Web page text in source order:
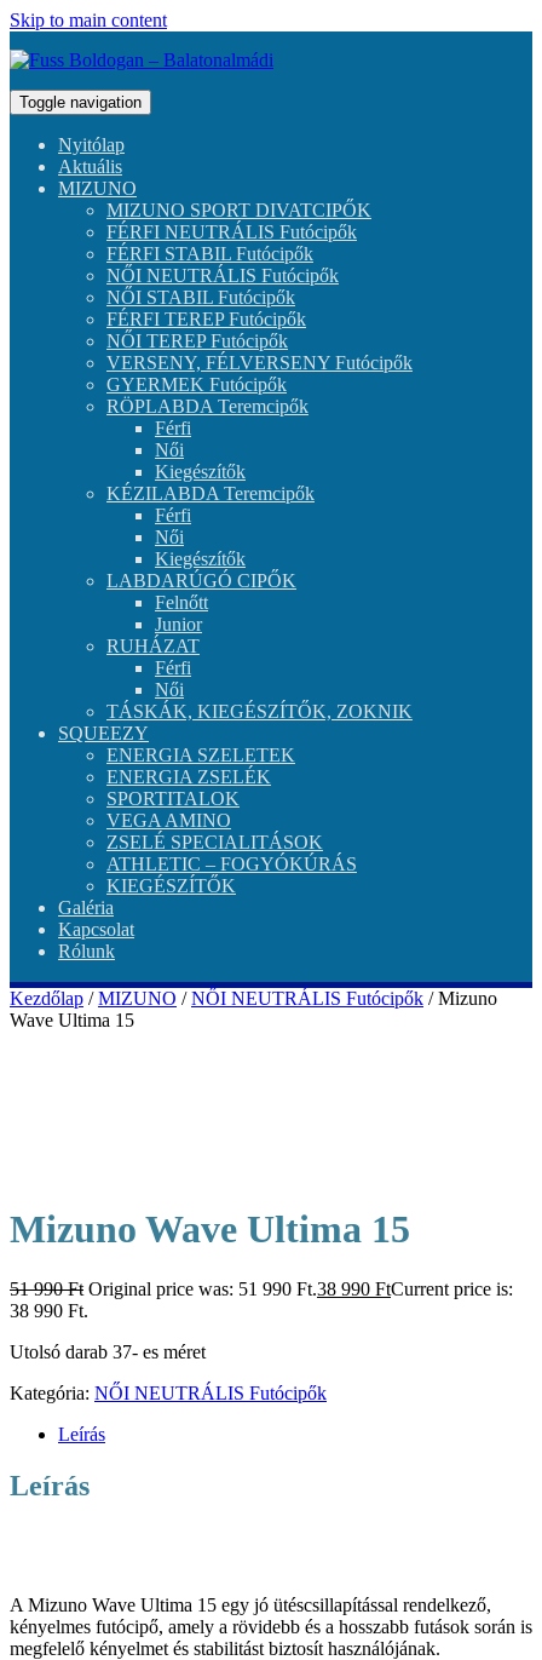
Skip to main content
Toggle navigation
Nyitólap
Aktuális
MIZUNO
MIZUNO SPORT DIVATCIPŐK
FÉRFI NEUTRÁLIS Futócipők
FÉRFI STABIL Futócipők
NŐI NEUTRÁLIS Futócipők
NŐI STABIL Futócipők
FÉRFI TEREP Futócipők
NŐI TEREP Futócipők
VERSENY, FÉLVERSENY Futócipők
GYERMEK Futócipők
RÖPLABDA Teremcipők
Férfi
Női
Kiegészítők
KÉZILABDA Teremcipők
Férfi
Női
Kiegészítők
LABDARÚGÓ CIPŐK
Felnőtt
Junior
RUHÁZAT
Férfi
Női
TÁSKÁK, KIEGÉSZÍTŐK, ZOKNIK
SQUEEZY
ENERGIA SZELETEK
ENERGIA ZSELÉK
SPORTITALOK
VEGA AMINO
ZSELÉ SPECIALITÁSOK
ATHLETIC – FOGYÓKÚRÁS
KIEGÉSZÍTŐK
Galéria
Kapcsolat
Rólunk
Kezdőlap /MIZUNO /NŐI NEUTRÁLIS Futócipők / Mizuno
Wave Ultima 15
Mizuno Wave Ultima 15
51 990Ft Original price was: 51 990 Ft.38 990 FtCurrent price is:
38 990 Ft.
Utolsó darab 37- es méret
Kategória: NŐI NEUTRÁLIS Futócipők
Leírás
Leírás
A Mizuno Wave Ultima 15 egy jó ütéscsillapítással rendelkező,
kényelmes futócipő, amely a rövidebb és a hosszabb futások során is
megfelelő kényelmet és stabilitást biztosít használójának.